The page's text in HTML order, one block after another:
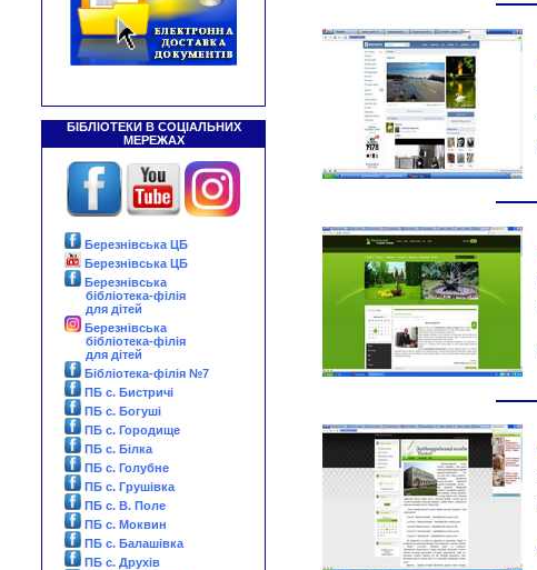
БІБЛІОТЕКИ В СОЦІАЛЬНИХ
МЕРЕЖАХ
Березнівська ЦБ
Березнівська ЦБ
Березнівська
бібліотека-філія
для дітей
Березнівська
бібліотека-філія
для дітей
Бібліотека-філія №7
ПБ с. Бистричі
ПБ с. Богуші
ПБ с. Городище
ПБ с. Білка
ПБ с. Голубне
ПБ с. Грушівка
ПБ с. В. Поле
ПБ с. Моквин
ПБ с. Балашівка
ПБ с. Друхів